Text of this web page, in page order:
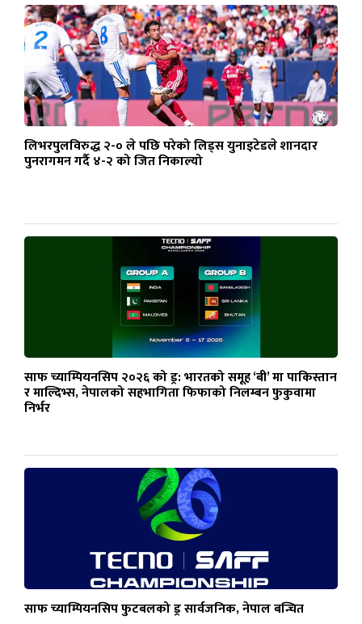
लिभरपुलविरुद्ध २-० ले पछि परेको लिड्स युनाइटेडले शानदार
पुनरागमन गर्दै ४-२ को जित निकाल्यो
साफ च्याम्पियनसिप २०२६ को ड्र: भारतको समूह ‘बी’ मा पाकिस्तान
र माल्दिभ्स, नेपालको सहभागिता फिफाको निलम्बन फुकुवामा
निर्भर
साफ च्याम्पियनसिप फुटबलको ड्र सार्वजनिक, नेपाल बन्चित